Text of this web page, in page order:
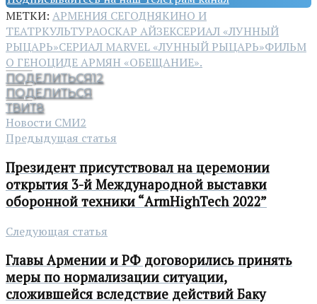
МЕТКИ: АРМЕНИЯ СЕГОДНЯКИНО И
ТЕАТРКУЛЬТУРАОСКАР АЙЗЕКСЕРИАЛ «ЛУННЫЙ
РЫЦАРЬ»СЕРИАЛ MARVEL «ЛУННЫЙ РЫЦАРЬ»ФИЛЬМ
О ГЕНОЦИДЕ АРМЯН «ОБЕЩАНИЕ».
ПОДЕЛИТЬСЯ12
ПОДЕЛИТЬСЯ
ТВИТ8
Новости СМИ2
Предыдущая статья
Президент присутствовал на церемонии
открытия 3-й Международной выставки
оборонной техники “ArmHighTech 2022”
Следующая статья
Главы Армении и РФ договорились принять
меры по нормализации ситуации,
сложившейся вследствие действий Баку